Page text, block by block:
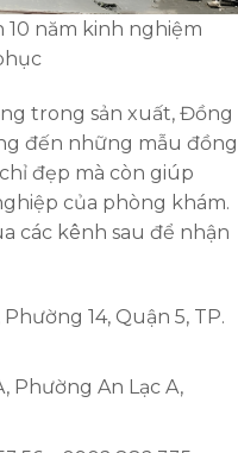
năm kinh nghiệm
trong sản xuất, Đồng
đến những mẫu đồng
đẹp mà còn giúp
của phòng khám.
các kênh sau để nhận
14, Quận 5, TP.
Phường An Lạc A,